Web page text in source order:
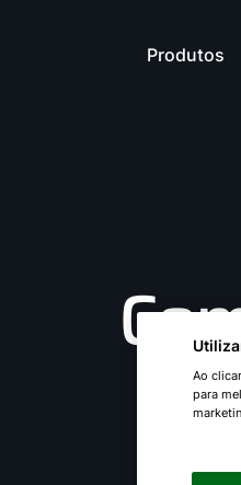
Produtos
Ao
para